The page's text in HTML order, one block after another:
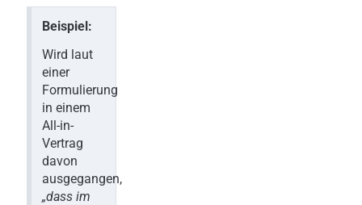
Beispiel:
Wird laut
einer
Formulierung
in einem
All-in-
Vertrag
davon
ausgegangen,
„dass im